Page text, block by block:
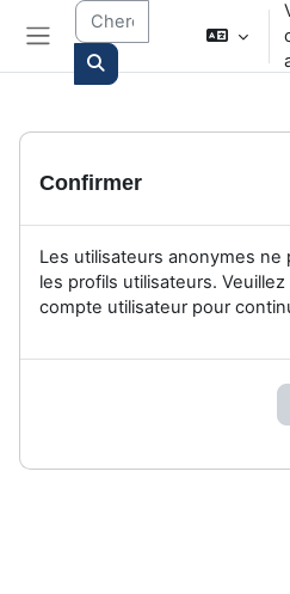
Passer au contenu principal
Panneau latéral
Confirmer
Les utilisateurs anonymes
les profils utilisateurs.
compte utilisateur pour